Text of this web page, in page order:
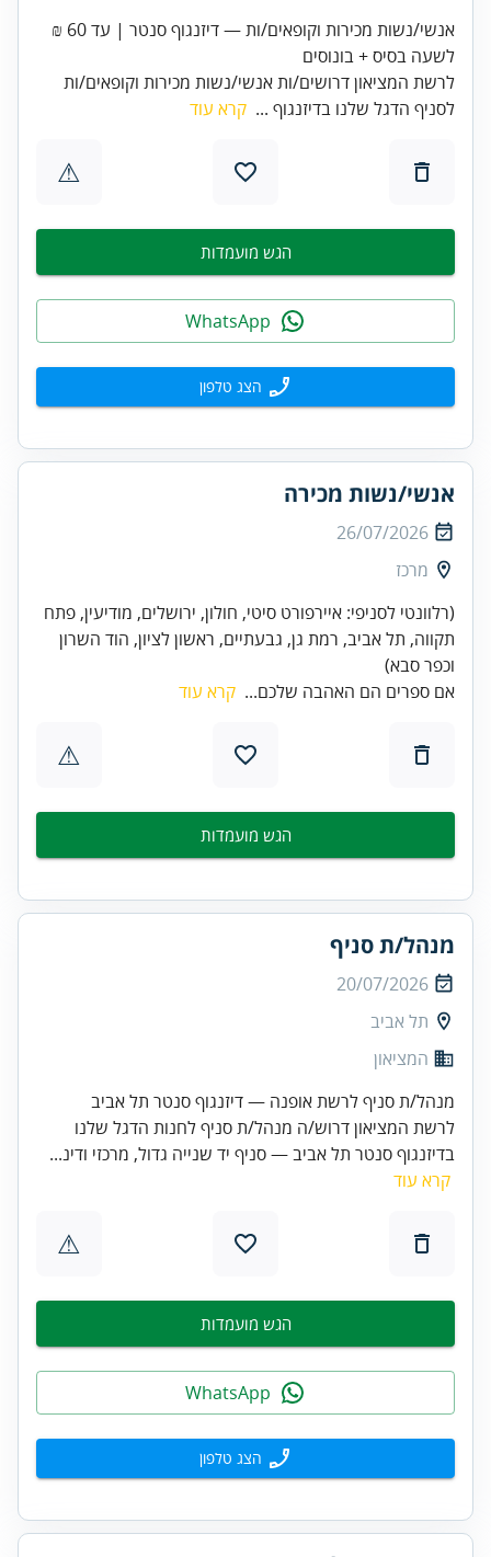
אנשי/נשות מכירות וקופאים/ות — דיזנגוף סנטר | עד 60 ₪
לשעה בסיס + בונוסים
לרשת המציאון דרושים/ות אנשי/נשות מכירות וקופאים/ות
לסניף הדגל שלנו בדיזנגוף ... קרא עוד
⚠
הגש מועמדות
הצג טלפון
אנשי/נשות מכירה
26/07/2026
מרכז
(רלוונטי לסניפי: איירפורט סיטי, חולון, ירושלים, מודיעין, פתח
תקווה, תל אביב, רמת גן, גבעתיים, ראשון לציון, הוד השרון
וכפר סבא)
אם ספרים הם האהבה שלכם... קרא עוד
⚠
הגש מועמדות
מנהל/ת סניף
20/07/2026
תל אביב
המציאון
מנהל/ת סניף לרשת אופנה — דיזנגוף סנטר תל אביב
לרשת המציאון דרוש/ה מנהל/ת סניף לחנות הדגל שלנו
בדיזנגוף סנטר תל אביב — סניף יד שנייה גדול, מרכזי ודינ...
קרא עוד
⚠
הגש מועמדות
הצג טלפון